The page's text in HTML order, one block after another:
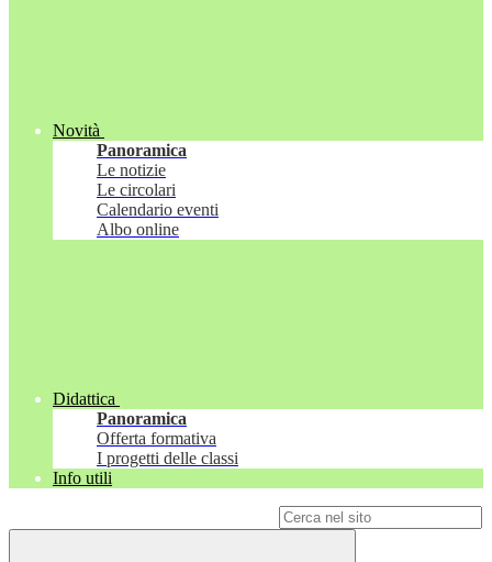
Novità
Panoramica
Le notizie
Le circolari
Calendario eventi
Albo online
Didattica
Panoramica
Offerta formativa
I progetti delle classi
Info utili